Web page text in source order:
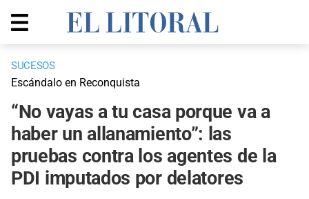
SUCESOS
Escándalo en Reconquista
“No vayas a tu casa porque va a
haber un allanamiento”: las
pruebas contra los agentes de la
PDI imputados por delatores